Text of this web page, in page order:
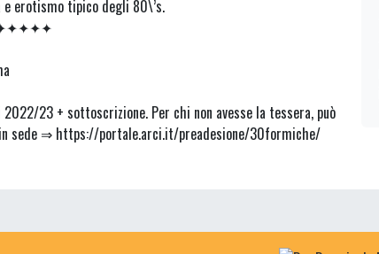
e erotismo tipico degli 80\’s.
23 + sottoscrizione. Per chi non avesse la tessera, può
sede ⇒ https://portale.arci.it/preadesione/30formiche/